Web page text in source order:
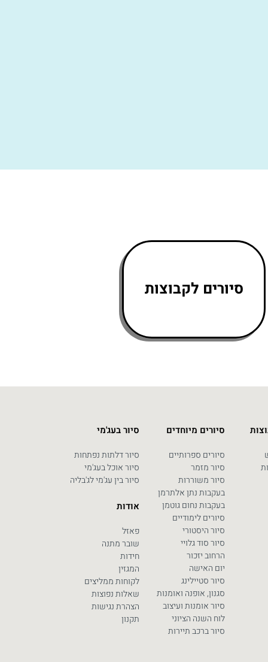
סיורים לקבוצות
סיורים מיוחדים
סיורים ספרותיים
סיור מזמר
סיור משוררות
בעקבות נתן אלתרמן
בעקבות נחום גוטמן
סיורים לימודיים
סיור היסטורי
סיור סוד גלויי
הרחוב יזכור
יום האישה
סיור סטיילינג
סגנון, אופנה ואומנות
סיור אומנות ועיצוב
לוח השנה הציוני
סיור ברכב תיירות
סיור בעג'מי
סיור דלתות נפתחות
סיור אוכל בעג'מי
סיור בין עג'מי לג'בליה
אודות
פאזל
שובר מתנה
חידות
המגזין
לקוחות ממליצים
שאלות נפוצות
הצהרת נגישות
תקנון